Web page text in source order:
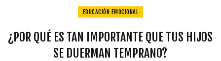
EDUCACIÓN EMOCIONAL
¿POR QUÉ ES TAN IMPORTANTE QUE TUS HIJOS
SE DUERMAN TEMPRANO?